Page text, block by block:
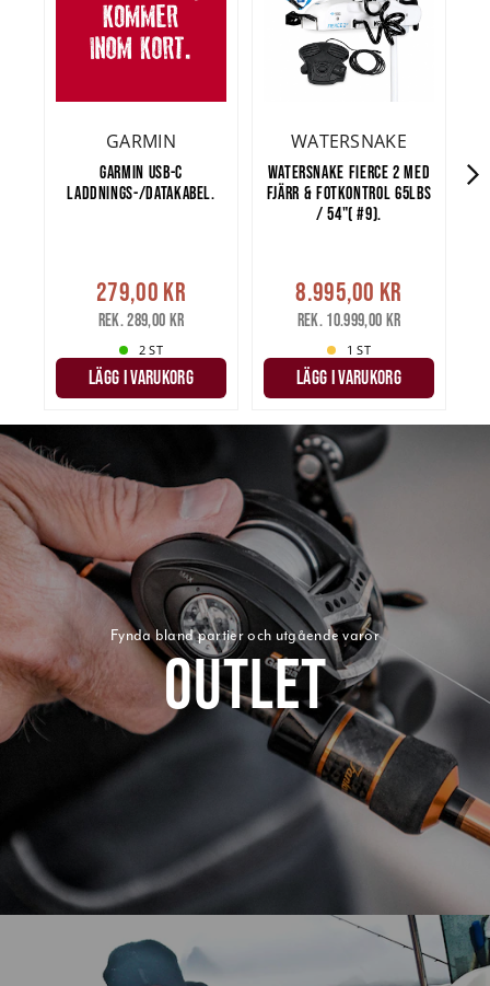
GARMIN
GARMIN USB-C
LADDNINGS-/DATAKABEL.
279,00 kr
Rek. 289,00 kr
2 ST
LÄGG I VARUKORG
WATERSNAKE
WATERSNAKE FIERCE 2 MED
FJÄRR & FOTKONTROL 65LBS
/ 54"( #9).
8.995,00 kr
Rek. 10.999,00 kr
1 ST
LÄGG I VARUKORG
Fynda bland partier och utgående varor
OUTLET